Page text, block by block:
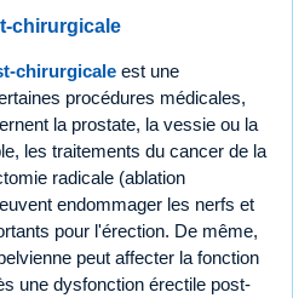
chirurgicale
chirurgicale est une
procédures médicales,
la prostate, la vessie ou la
les traitements du cancer de la
radicale (ablation
endommager les nerfs et
pour l'érection. De même,
peut affecter la fonction
une dysfonction érectile post-